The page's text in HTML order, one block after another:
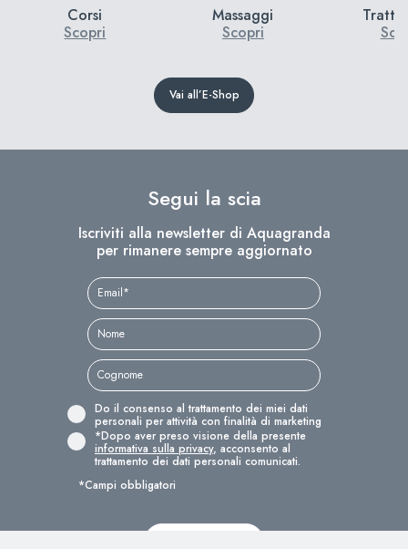
Corsi
Scopri
Massaggi
Scopri
Vai all’E-Shop
Segui la scia
Iscriviti alla newsletter di Aquagranda
per rimanere sempre aggiornato
Do il consenso al trattamento dei miei dati
personali per attività con finalità di marketing
*Dopo aver preso visione della presente
informativa sulla privacy, acconsento al
trattamento dei dati personali comunicati.
*Campi obbligatori